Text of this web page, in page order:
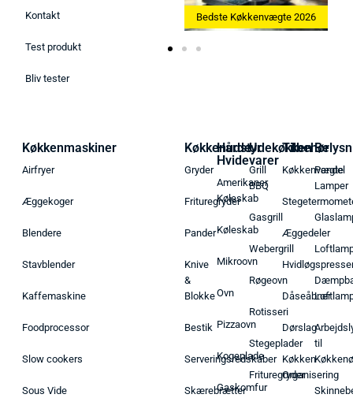
Kontakt
Test produkt
Bliv tester
2026 Bedste Æggekoger 2026
Køkkenmaskiner
Airfryer
Æggekoger
Blendere
Stavblender
Kaffemaskine
Foodprocessor
Slow cookers
Sous Vide
Køkkenudstyr
Gryder
Frituregryder
Pander
Knive
&
Blokke
Bestik
Serveringsredskaber
Skærebrætter
Hårde
Hvidevarer
Amerikaner
Køleskab
Køleskab
Mikroovn
Ovn
Pizzaovn
Kogeplade
Gaskomfur
Udekøkken
Grill
BBQ
Gasgrill
Webergrill
Røgeovn
Rotisseri
Stegeplader
Frituregryder
Tilbehør
Køkkenvægte
Æggedeler
Dåseåbner
Dørslag
Køkken
Organisering
Pendel
Lamper
til